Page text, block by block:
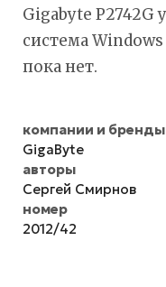
Gigabyte P2742G
система
пока нет.
компании и бренды
GigaByte
авторы
Сергей Смирнов
номер
2012/42